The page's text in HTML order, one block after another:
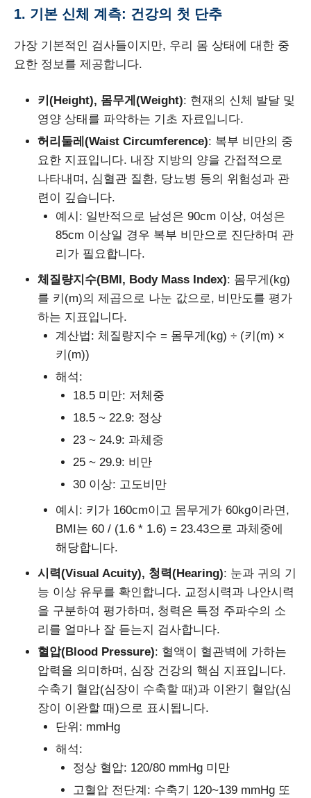
1. 기본 신체 계측: 건강의 첫 단추
가장 기본적인 검사들이지만, 우리 몸 상태에 대한 중
요한 정보를 제공합니다.
키(Height), 몸무게(Weight): 현재의 신체 발달 및
영양 상태를 파악하는 기초 자료입니다.
허리둘레(Waist Circumference): 복부 비만의 중
요한 지표입니다. 내장 지방의 양을 간접적으로
나타내며, 심혈관 질환, 당뇨병 등의 위험성과 관
련이 깊습니다.
예시: 일반적으로 남성은 90cm 이상, 여성은
85cm 이상일 경우 복부 비만으로 진단하며 관
리가 필요합니다.
체질량지수(BMI, Body Mass Index): 몸무게(kg)
를 키(m)의 제곱으로 나눈 값으로, 비만도를 평가
하는 지표입니다.
계산법: 체질량지수 = 몸무게(kg) ÷ (키(m) ×
키(m))
해석:
18.5 미만: 저체중
18.5 ~ 22.9: 정상
23 ~ 24.9: 과체중
25 ~ 29.9: 비만
30 이상: 고도비만
예시: 키가 160cm이고 몸무게가 60kg이라면,
BMI는 60 / (1.6 * 1.6) = 23.43으로 과체중에
해당합니다.
시력(Visual Acuity), 청력(Hearing): 눈과 귀의 기
능 이상 유무를 확인합니다. 교정시력과 나안시력
을 구분하여 평가하며, 청력은 특정 주파수의 소
리를 얼마나 잘 듣는지 검사합니다.
혈압(Blood Pressure): 혈액이 혈관벽에 가하는
압력을 의미하며, 심장 건강의 핵심 지표입니다.
수축기 혈압(심장이 수축할 때)과 이완기 혈압(심
장이 이완할 때)으로 표시됩니다.
단위: mmHg
해석:
정상 혈압: 120/80 mmHg 미만
고혈압 전단계: 수축기 120~139 mmHg 또